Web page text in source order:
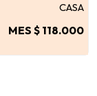
CASA
MES $ 118.000